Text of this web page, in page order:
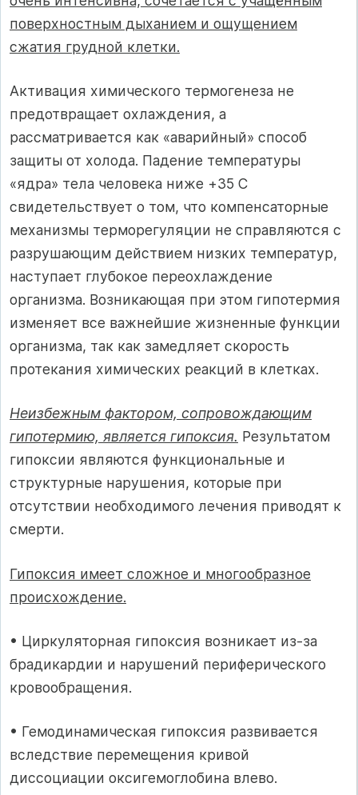
поверхностным дыханием и ощущением
сжатия грудной клетки.
Активация химического термогенеза не
предотвращает охлаждения, а
рассматривается как «аварийный» способ
защиты от холода. Падение температуры
«ядра» тела человека ниже +35 C
свидетельствует о том, что компенсаторные
механизмы терморегуляции не справляются с
разрушающим действием низких температур,
наступает глубокое переохлаждение
организма. Возникающая при этом гипотермия
изменяет все важнейшие жизненные функции
организма, так как замедляет скорость
протекания химических реакций в клетках.
Неизбежным фактором, сопровождающим
гипотермию, является гипоксия. Результатом
гипоксии являются функциональные и
структурные нарушения, которые при
отсутствии необходимого лечения приводят к
смерти.
Гипоксия имеет сложное и многообразное
происхождение.
• Циркуляторная гипоксия возникает из-за
брадикардии и нарушений периферического
кровообращения.
• Гемодинамическая гипоксия развивается
вследствие перемещения кривой
диссоциации оксигемоглобина влево.